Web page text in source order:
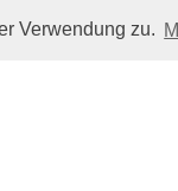
Verwendung zu.